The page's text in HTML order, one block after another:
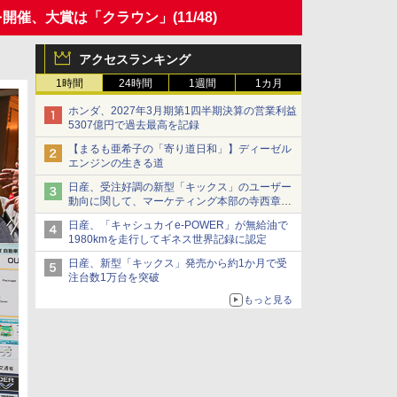
催、大賞は「クラウン」 (11/48)
アクセスランキング
1時間 24時間 1週間 1カ月
ホンダ、2027年3月期第1四半期決算の営業利益
5307億円で過去最高を記録
【まるも亜希子の「寄り道日和」】ディーゼル
エンジンの生きる道
日産、受注好調の新型「キックス」のユーザー
動向に関して、マーケティング本部の寺西章氏
が解説
日産、「キャシュカイe-POWER」が無給油で
1980kmを走行してギネス世界記録に認定
日産、新型「キックス」発売から約1か月で受
注台数1万台を突破
もっと見る